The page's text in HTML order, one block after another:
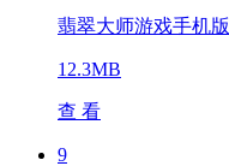
翡翠大师游戏手机版
12.3MB
查 看
9